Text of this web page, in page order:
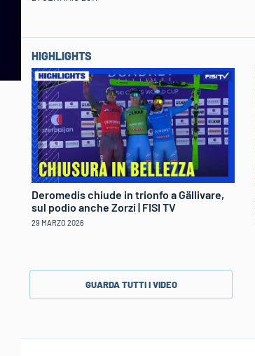
HIGHLIGHTS
Deromedis chiude in trionfo a Gällivare,
sul podio anche Zorzi | FISI TV
29 MARZO 2026
GUARDA TUTTI I VIDEO